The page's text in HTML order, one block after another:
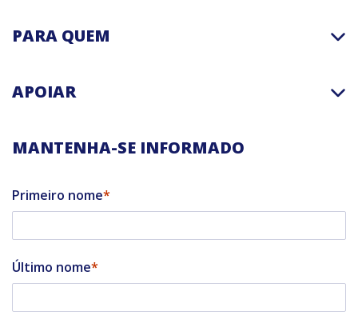
PARA QUEM
APOIAR
MANTENHA-SE INFORMADO
Primeiro nome
Último nome